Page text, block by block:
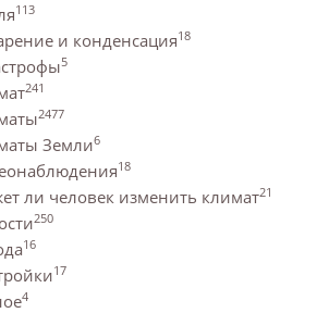
113
и конденсация18
5
241
2477
Земли6
18
ли человек изменить климат21
250
16
17
4